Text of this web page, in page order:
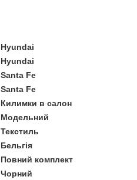
Hyundai
Hyundai
Santa Fe
Santa Fe
Килимки в салон
Модельний
Текстиль
Бельгія
Повний комплект
Чорний